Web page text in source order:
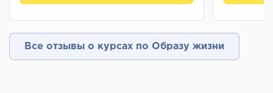
Все отзывы о курсах по Образу жизни